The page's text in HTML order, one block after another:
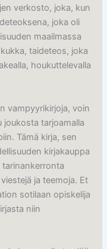
verkosto, joka, kun
joka oli
maailmassa
taideteos, joka
houkuttelevalla
vampyyrikirjoja, voin
joukosta tarjoamalla
Tämä kirja, sen
kirjakauppa
ja teemoja. Et
sotilaan opiskelija
niin